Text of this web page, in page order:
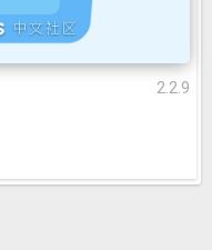
2.2.9